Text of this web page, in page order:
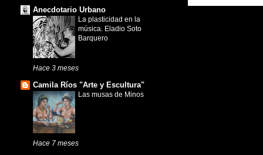
Anecdotario Urbano
La plasticidad en la
música. Eladio Soto
Barquero
Hace 3 meses
Camila Ríos "Arte y Escultura"
Las musas de Minos
Hace 7 meses